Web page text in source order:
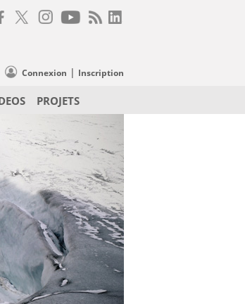
Connexion | Inscription
PROJETS